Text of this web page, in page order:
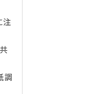
注
調